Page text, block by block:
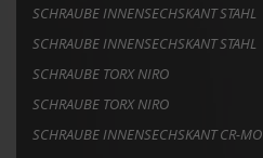
SCHRAUBE INNENSECHSKANT STAHL
SCHRAUBE INNENSECHSKANT STAHL
SCHRAUBE TORX NIRO
SCHRAUBE TORX NIRO
SCHRAUBE INNENSECHSKANT CR-MO